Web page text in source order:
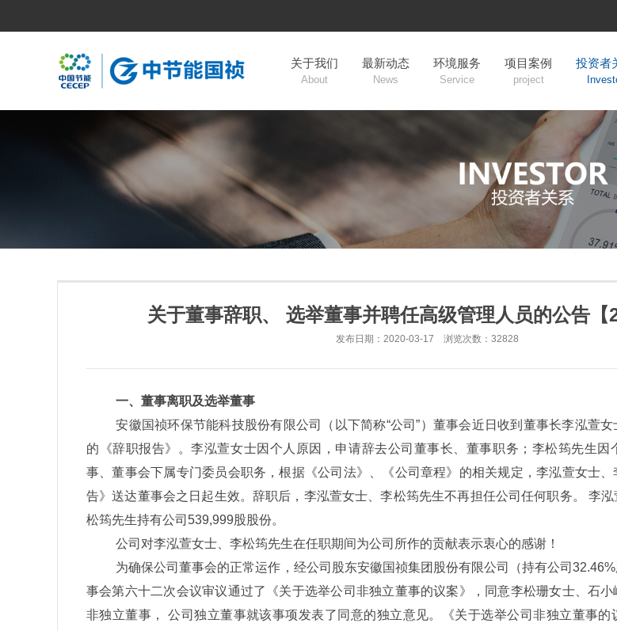
关于我们
About
最新动态
News
环境服务
Service
项目案例
project
投资者
关于董事辞职、 选举董事并聘任高级管理人员的公告【
发布日期：2020-03-17 浏览次数：32828
一、董事离职及选举董事
安徽国祯环保节能科技股份有限公司（以下简称“公司”）董事会近日收到董事长李泓萱
的《辞职报告》。李泓萱女士因个人原因，申请辞去公司董事长、董事职务；李松筠先生因
事、董事会下属专门委员会职务，根据《公司法》、《公司章程》的相关规定，李泓萱女士
告》送达董事会之日起生效。辞职后，李泓萱女士、李松筠先生不再担任公司任何职务。 李
松筠先生持有公司 539,999 股股份。
公司对李泓萱女士、李松筠先生在任职期间为公司所作的贡献表示衷心的感谢！
为确保公司董事会的正常运作，经公司股东安徽国祯集团股份有限公司（持有公司 32.46%
事会第六十二次会议审议通过了《关于选举公司非独立董事的议案》，同意李松珊女士、石
非独立董事， 公司独立董事就该事项发表了同意的独立意见。《关于选举公司非独立董事的